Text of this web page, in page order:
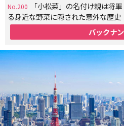
No.200
「小松菜」の名付け親は将
る身近な野菜に隠された意外な歴史
バックナ